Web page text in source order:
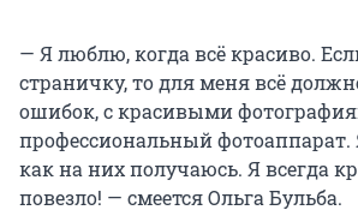
— Я люблю, когда всё красиво.
страничку, то для меня всё
ошибок, с красивыми
профессиональный
как на них получаюсь. Я всегда
повезло! — смеется Ольга Бульба.